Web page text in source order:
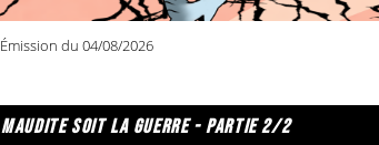
Émission du 04/08/2026
maudite soit la guerre - partie 2/2